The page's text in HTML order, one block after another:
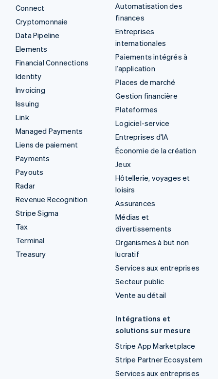
Connect
Cryptomonnaie
Data Pipeline
Elements
Financial Connections
Identity
Invoicing
Issuing
Link
Managed Payments
Liens de paiement
Payments
Payouts
Radar
Revenue Recognition
Stripe Sigma
Tax
Terminal
Treasury
Automatisation des
finances
Entreprises
internationales
Paiements intégrés à
l’application
Places de marché
Gestion financière
Plateformes
Logiciel-service
Entreprises d'IA
Économie de la création
Jeux
Hôtellerie, voyages et
loisirs
Assurances
Médias et
divertissements
Organismes à but non
lucratif
Services aux entreprises
Secteur public
Vente au détail
Intégrations et
solutions sur mesure
Stripe App Marketplace
Stripe Partner Ecosystem
Services aux entreprises